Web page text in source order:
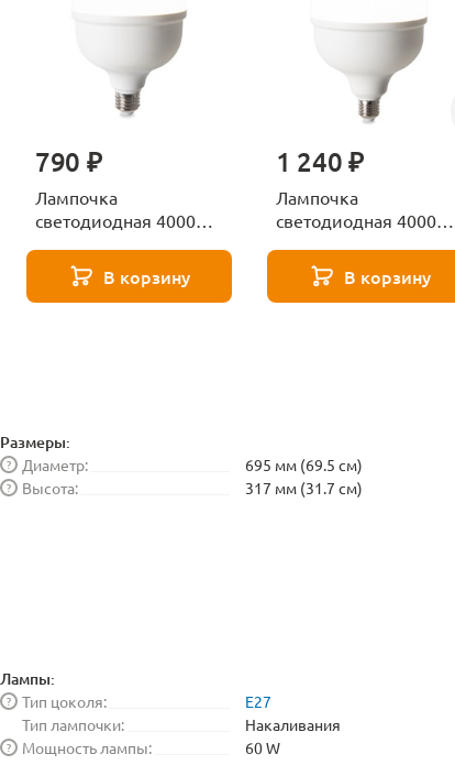
790 ₽
Лампочка
светодиодная 4000К
271 8587В корзину
1 240 ₽
Лампочка
светодиодная 4000К
271 8588В корзину
Размеры:
Диаметр:
?
695 мм (69.5 см)
Высота:
? 317 мм (31.7 см)
Лампы:
Тип цоколя:
?
E27
Тип лампочки:
Накаливания
Мощность лампы:
?
60 W